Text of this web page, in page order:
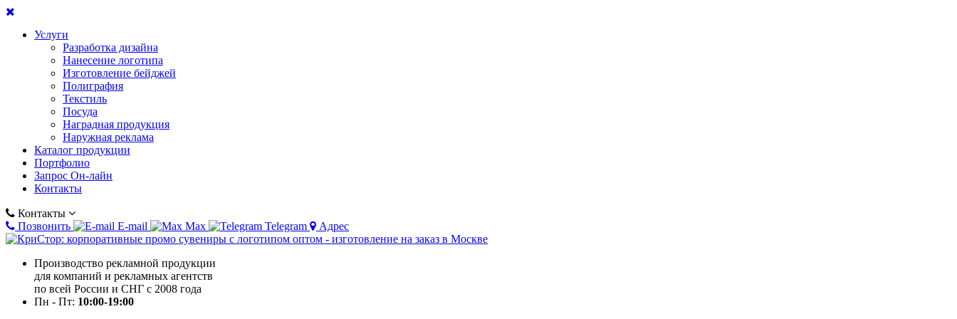
Услуги
Разработка дизайна
Нанесение логотипа
Изготовление бейджей
Полиграфия
Текстиль
Посуда
Наградная продукция
Наружная реклама
Каталог продукции
Портфолио
Запрос Он-лайн
Контакты
Контакты
Позвонить
E-mail Max Telegram Адрес
Производство рекламной продукции
для компаний и рекламных агентств
по всей России и СНГ с 2008 года
Пн - Пт: 10:00-19:00